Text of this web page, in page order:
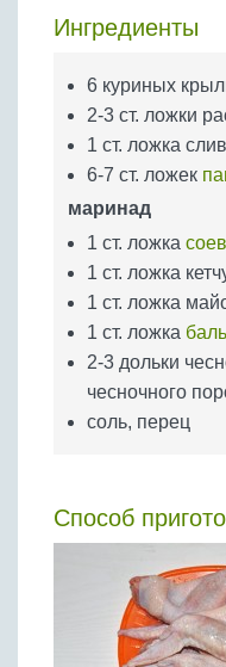
Крупы
Ингредиенты
6 куриных
2-3 ст. ложки
1 ст. ложка
6-7 ст. ложек
маринад
1 ст. ложка
1 ст. ложка
1 ст. ложка
1 ст. ложка
2-3 дольки
чесночного
соль, перец
Способ